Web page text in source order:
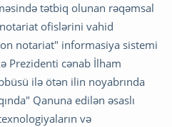
tətbiq olunan rəqəmsal
ofislərini vahid
notariat" informasiya sistemi
Prezidenti cənab İlham
ilə ötən ilin noyabrında
Qanuna edilən əsaslı
və